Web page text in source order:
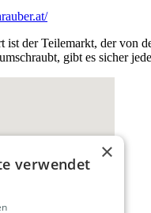
ist der Teilemarkt, der von
gibt es sicher
×
verwendet